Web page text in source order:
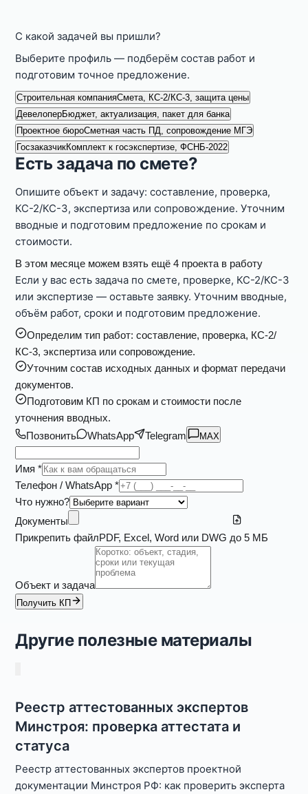
С какой задачей вы пришли?
Выберите профиль — подберём состав работ и
подготовим точное предложение.
Строительная компанияСмета, КС-2/КС-3, защита цены
ДевелоперБюджет, актуализация, пакет для банка
Проектное бюроСметная часть ПД, сопровождение МГЭ
ГосзаказчикКомплект к госэкспертизе, ФСНБ-2022
Есть задача по смете?
Опишите объект и задачу: составление, проверка,
КС-2/КС-3, экспертиза или сопровождение. Уточним
вводные и подготовим предложение по срокам и
стоимости.
В этом месяце можем взять ещё 4 проекта в работу
Если у вас есть задача по смете, проверке, КС-2/КС-3
или экспертизе — оставьте заявку. Уточним вводные,
объём работ, сроки и подготовим предложение.
Определим тип работ: составление, проверка, КС-2/
КС-3, экспертиза или сопровождение.
Уточним состав исходных данных и формат передачи
документов.
Подготовим КП по срокам и стоимости после
уточнения вводных.
Позвонить
WhatsApp Telegram MAX
Имя *
Телефон / WhatsApp *
Что нужно?
Документы
Прикрепить файлPDF, Excel, Word или DWG до 5 МБ
Объект и задача
Получить КП
Другие полезные материалы
Реестр аттестованных экспертов
Минстроя: проверка аттестата и
статуса
Реестр аттестованных экспертов проектной
документации Минстроя РФ: как проверить эксперта